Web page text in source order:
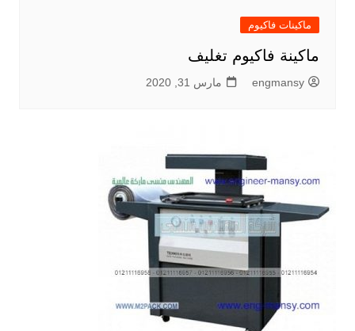
ماكينات فاكيوم
ماكينة فاكيوم تغليف
engmansy مارس 31, 2020